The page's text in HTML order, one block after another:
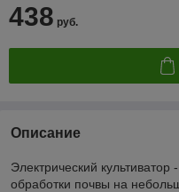
438 руб.
Описание
Электрический
обработки почвы на